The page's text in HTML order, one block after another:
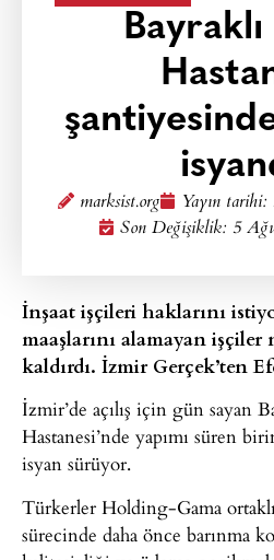
marksist.org Yayın tarihi:
Son Değişiklik: 5
İnşaat işçileri haklarını
maaşlarını alamayan işçiler
kaldırdı. İzmir Gerçek’ten
İzmir’de açılış için gün sayan
Hastanesi’nde yapımı süren
isyan sürüyor.
Türkerler Holding-Gama
sürecinde daha önce barınma